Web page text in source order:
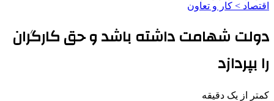
اقتصاد > کار و تعاون
دولت شهامت داشته باشد و حق کارگران
را بپردازد
کمتر از یک دقیقه